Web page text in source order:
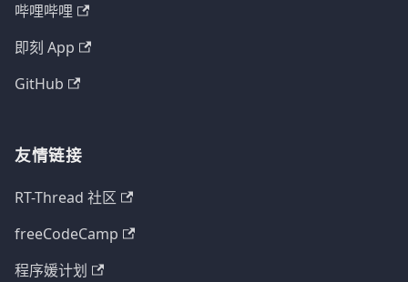
哔哩哔哩
即刻 App
GitHub
友情链接
RT-Thread 社区
freeCodeCamp
程序媛计划